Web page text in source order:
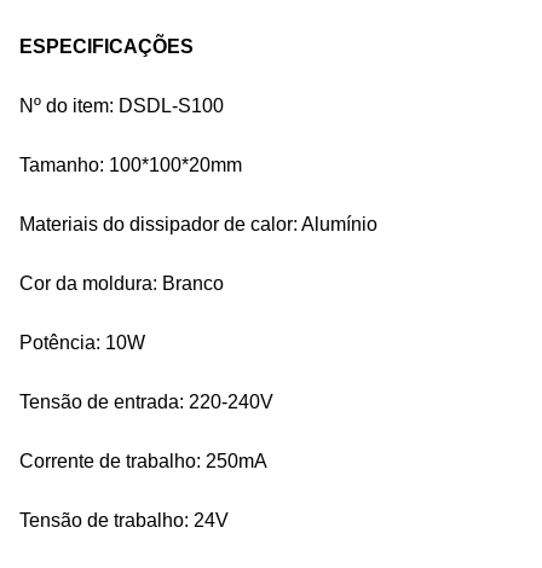
ESPECIFICAÇÕES
Nº do item: DSDL-S100
Tamanho: 100*100*20mm
Materiais do dissipador de calor: Alumínio
Cor da moldura: Branco
Potência: 10W
Tensão de entrada: 220-240V
Corrente de trabalho: 250mA
Tensão de trabalho: 24V